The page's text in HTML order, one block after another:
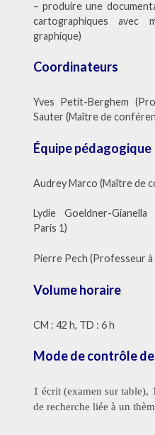
– produire une
cartographiques avec
graphique)
Coordinateurs
Yves Petit-Berghem
Sauter (Maître de
Équipe pédagogique
Audrey Marco (Maître de
Lydie Goeldner-
Paris 1)
Pierre Pech (Professeur à
Volume horaire
CM : 42 h, TD : 6 h
Mode de contrôle
1 écrit (examen sur table),
de recherche liée à un